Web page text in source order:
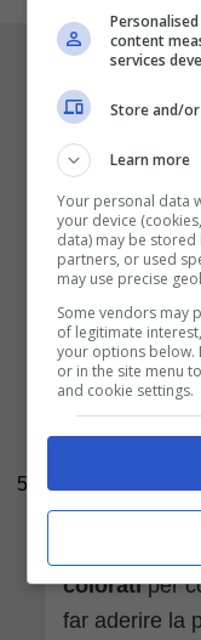
5
Per
velo
cucchiaini di
necessario
pochissima
essere liscia
una sac a
vostra
barattoli di
Partite dai
zucchero
utilizzare
sottili da
superficie
coloratiper
far aderire la
content
services
Store and/
Learn more
Your personal data
your device
data) may be
partners, or used
may use precise
Some vendors may
of legitimate
your options below.
or in the site menu
and cookie settings.